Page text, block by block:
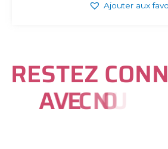
Ajouter aux
RESTEZ CONN
AVECN